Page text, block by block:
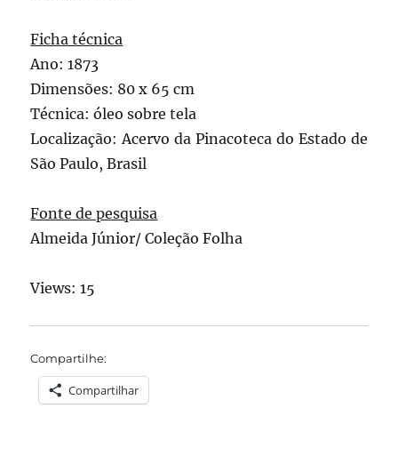
Ficha técnica
Ano: 1873
Dimensões: 80 x 65 cm
Técnica: óleo sobre tela
Localização: Acervo da Pinacoteca do Estado de
São Paulo, Brasil
Fonte de pesquisa
Almeida Júnior/ Coleção Folha
Views: 15
Compartilhe:
Compartilhar